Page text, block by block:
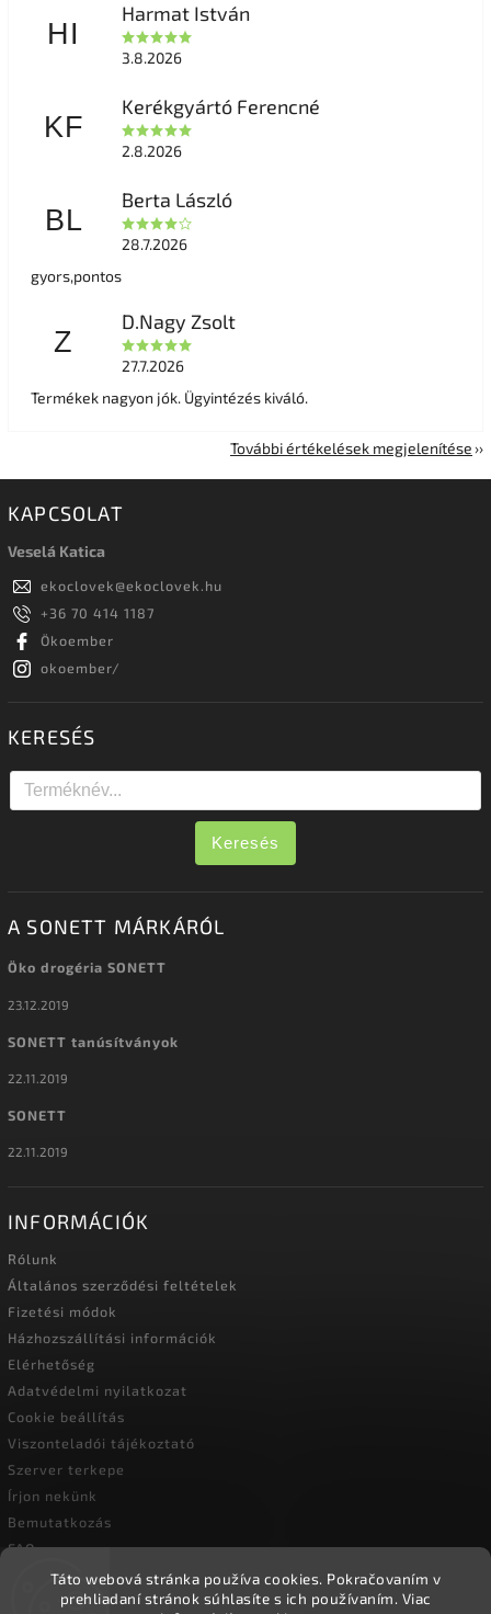
Táto webová stránka používa cookies. Pokračovaním v
prehliadaní stránok súhlasíte s ich používaním. Viac
HI
Harmat István
3.8.2026
KF
Kerékgyártó Ferencné
2.8.2026
BL
Berta László
28.7.2026
gyors,pontos
Z
D.Nagy Zsolt
27.7.2026
Termékek nagyon jók. Ügyintézés kiváló.
További értékelések megjelenítése
KAPCSOLAT
Veselá Katica
ekoclovek@ekoclovek.hu
+36 70 414 1187
Ökoember
okoember/
KERESÉS
Keresés
A SONETT MÁRKÁRÓL
Öko drogéria SONETT
23.12.2019
SONETT tanúsítványok
22.11.2019
SONETT
22.11.2019
INFORMÁCIÓK
Rólunk
Általános szerződési feltételek
Fizetési módok
Házhozszállítási információk
Elérhetőség
Adatvédelmi nyilatkozat
Cookie beállítás
Viszonteladói tájékoztató
Szerver terkepe
Írjon nekünk
Bemutatkozás
FAQ
Vásárlási útmutató